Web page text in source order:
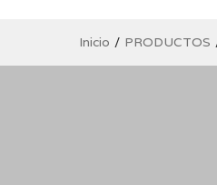
Inicio PRODUCTOS